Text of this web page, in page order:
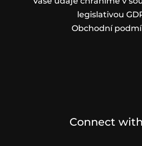
legislativou
Obchodní
Connect